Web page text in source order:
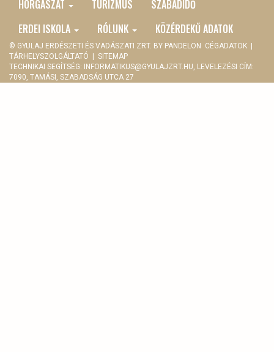
MENU
HORGÁSZAT
TURIZMUS
SZABADIDŐ
ERDEI ISKOLA
RÓLUNK KÖZÉRDEKŰ ADATOK
© GYULAJ ERDÉSZETI ÉS VADÁSZATI ZRT. BY PANDELON CÉGADATOK
TÁRHELYSZOLGÁLTATÓ
SITEMAP
TECHNIKAI SEGÍTSÉG:
INFORMATIKUS@GYULAJZRT.HU, LEVELEZÉSI CÍM:
7090, TAMÁSI, SZABADSÁG UTCA 27